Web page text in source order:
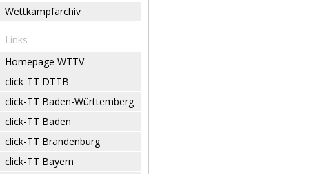
Wettkampfarchiv
Links
Homepage WTTV
click-TT DTTB
click-TT Baden-Württemberg
click-TT Baden
click-TT Brandenburg
click-TT Bayern